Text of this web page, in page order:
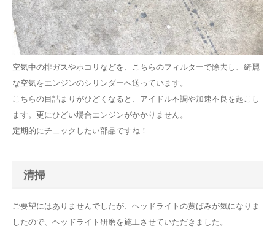
空気中の排ガスやホコリなどを、こちらのフィルターで除去し、綺麗
な空気をエンジンのシリンダーへ送っています。
こちらの目詰まりがひどくなると、アイドル不調や加速不良を起こし
ます。更にひどい場合エンジンがかかりません。
定期的にチェックしたい部品ですね！
清掃
ご要望にはありませんでしたが、ヘッドライトの黄ばみが気になりま
したので、ヘッドライト研磨を施工させていただきました。